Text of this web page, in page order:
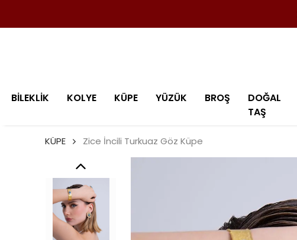
BİLEKLİK KOLYE KÜPE YÜZÜK BROŞ
DOĞAL
TAŞ
KÜPE Zice İncili Turkuaz Göz Küpe